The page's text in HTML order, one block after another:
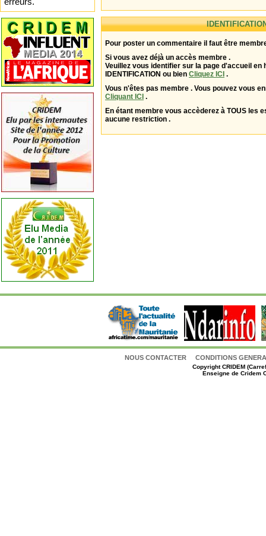
Pour poster un commentaire il faut être
Si vous avez déjà un accès membre .
Veuillez vous identifier sur la page d'accueil en
IDENTIFICATION ou bien Cliquez ICI .
Vous n'êtes pas membre . Vous pouvez vous
Cliquant ICI .
En étant membre vous accèderez à TOUS les
aucune restriction .
NOUS CONTACTER CONDITIONS
CopyrightCRIDEM
Enseigne de Cridem